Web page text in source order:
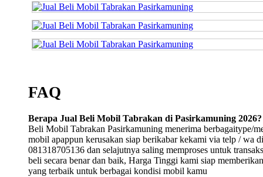
FAQ
Berapa Jual Beli Mobil Tabrakan di Pasirkamuning 2026?
Beli Mobil Tabrakan Pasirkamuning menerima berbagaitype/
mobil apappun kerusakan siap berikabar kekami via telp / wa di
081318705136 dan selajutnya saling memproses untuk
beli secara benar dan baik, Harga Tinggi kami siap memberikan
yang terbaik untuk berbagai kondisi mobil kamu